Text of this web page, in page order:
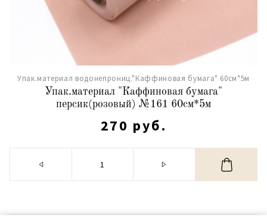
Упак.материал водонепрониц."Каффиновая бумага" 60см*5м
Упак.материал "Каффиновая бумага"
персик(розовый) №161 60см*5м
270 руб.